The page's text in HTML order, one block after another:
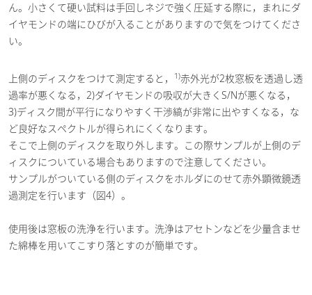
ん。小さくて硬い試料は手回しネジで強く圧延する際に，まれにダ
イヤモンドの端にひびが入ることがありますので気をつけてくださ
い。
上側のディスクをつけて測定すると， 1)赤外光が2枚窓板を透過し透
過率が悪くなる，2)ダイヤモンドの吸収が大きくS/Nが悪くなる，
3)ディスク間が平行になりやすく干渉縞が非常に出やすくなる，な
ど良好なスペクトルが得られにくくなります。
そこで上側のディスクを取り外します。この際サンプルが上側のデ
ィスクについている場合もありますので注意してください。
サンプルがついている側のディスクをホルダにのせて赤外顕微鏡透
過測定を行います（図4）。
使用後は窓板の洗浄を行います。洗浄はアセトンなどを少量含ませ
た綿棒を用いてこすり落とすのが簡単です。